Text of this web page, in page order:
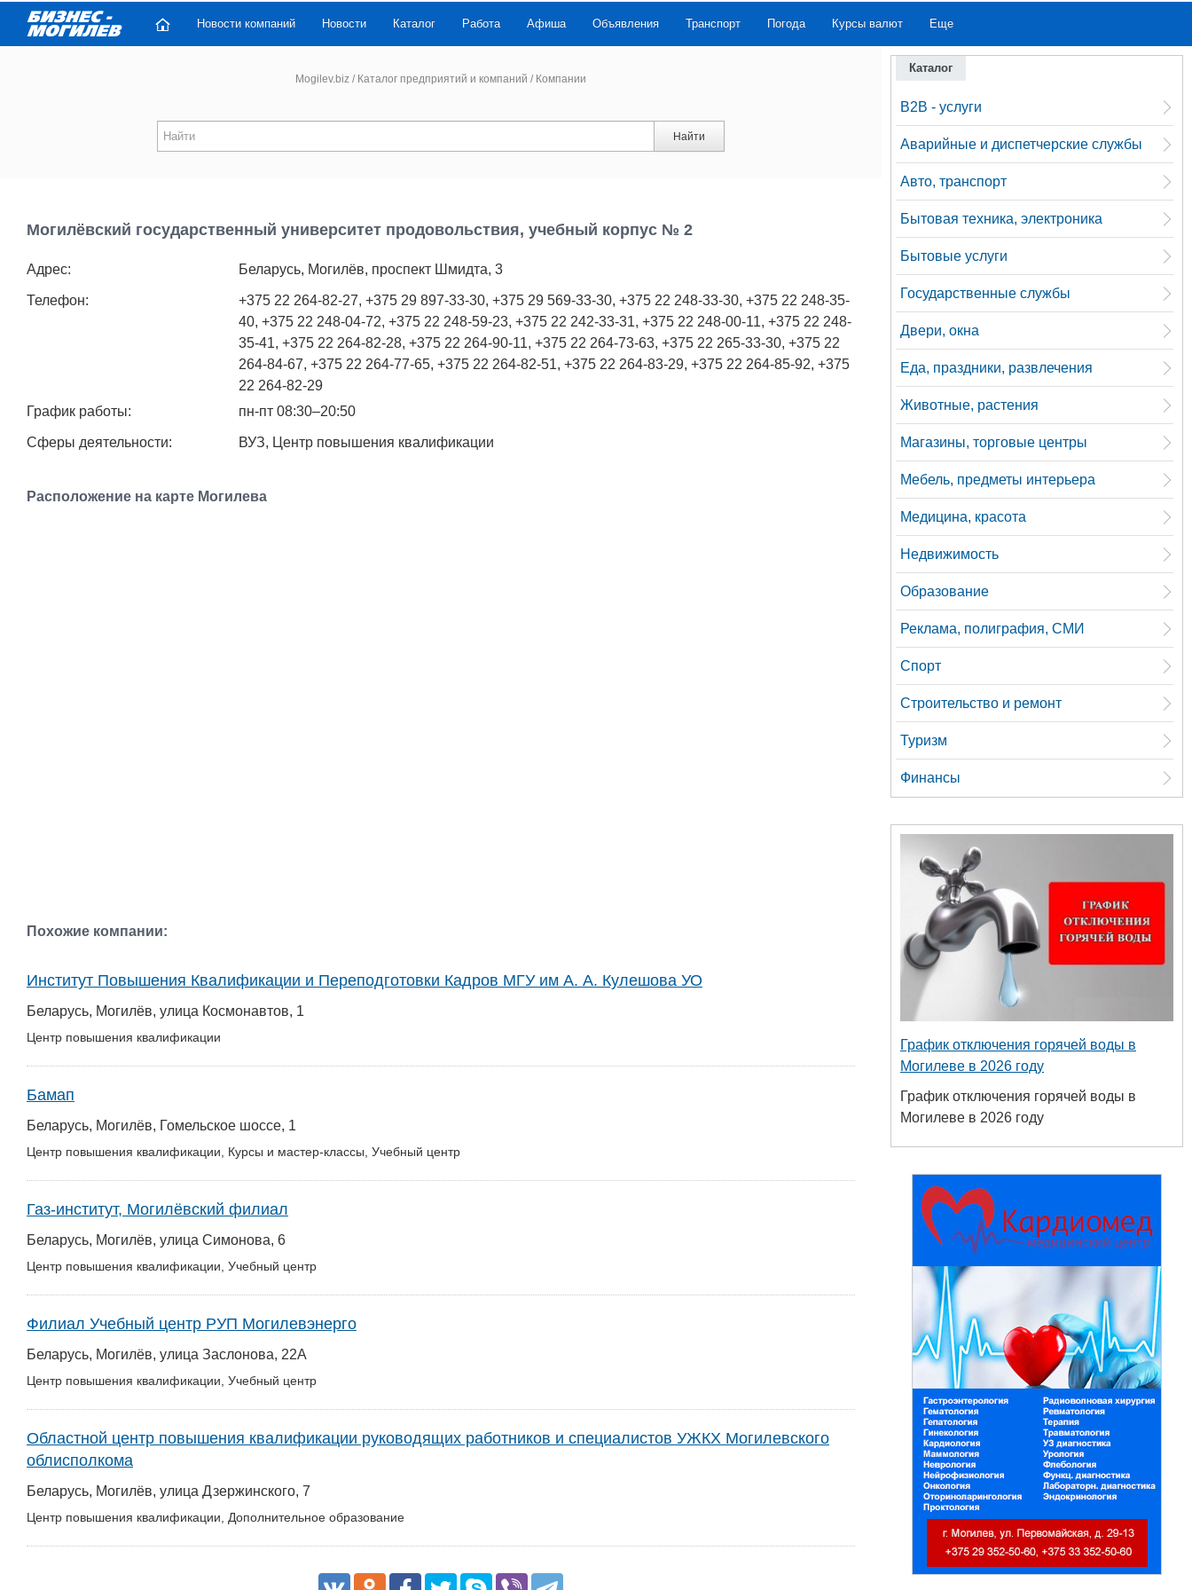
Новости компаний Новости Каталог Работа Афиша Объявления Транспорт Погода Курсы валют Еще
Mogilev.biz / Каталог предприятий и компаний / Компании
Найти
Могилёвский государственный университет продовольствия, учебный корпус № 2
Адрес: Беларусь, Могилёв, проспект Шмидта, 3
Телефон:
+375 22 264-82-27, +375 29 897-33-30, +375 29 569-33-30, +375 22 248-33-30, +375 22 248-35-
40, +375 22 248-04-72, +375 22 248-59-23, +375 22 242-33-31, +375 22 248-00-11, +375 22 248-
35-41, +375 22 264-82-28, +375 22 264-90-11, +375 22 264-73-63, +375 22 265-33-30, +375 22
264-84-67, +375 22 264-77-65, +375 22 264-82-51, +375 22 264-83-29, +375 22 264-85-92, +375
22 264-82-29
График работы:
пн-пт 08:30–20:50
Сферы деятельности: ВУЗ, Центр повышения квалификации
Расположение на карте Могилева
Похожие компании:
Институт Повышения Квалификации и Переподготовки Кадров МГУ им А. А. Кулешова УО
Беларусь, Могилёв, улица Космонавтов, 1
Центр повышения квалификации
Бамап
Беларусь, Могилёв, Гомельское шоссе, 1
Центр повышения квалификации, Курсы и мастер-классы, Учебный центр
Газ-институт, Могилёвский филиал
Беларусь, Могилёв, улица Симонова, 6
Центр повышения квалификации, Учебный центр
Филиал Учебный центр РУП Могилевэнерго
Беларусь, Могилёв, улица Заслонова, 22А
Центр повышения квалификации, Учебный центр
Областной центр повышения квалификации руководящих работников и специалистов УЖКХ Могилевского
облисполкома
Беларусь, Могилёв, улица Дзержинского, 7
Центр повышения квалификации, Дополнительное образование
Каталог
B2B - услуги
Аварийные и диспетчерские службы
Авто, транспорт
Бытовая техника, электроника
Бытовые услуги
Государственные службы
Двери, окна
Еда, праздники, развлечения
Животные, растения
Магазины, торговые центры
Мебель, предметы интерьера
Медицина, красота
Недвижимость
Образование
Реклама, полиграфия, СМИ
Спорт
Строительство и ремонт
Туризм
Финансы
График отключения горячей воды в
Могилеве в 2026 году
График отключения горячей воды в
Могилеве в 2026 году
Белорусский государственный
университет пищевых и
химических технологий
+375 222 63-92-70, +375 222 63-18-45
Подготовка, переподготовка и
повышение квалификации специалистов
для пищевых и перерабатывающих
отраслей АПК, а также предприятий
химической промышленности.